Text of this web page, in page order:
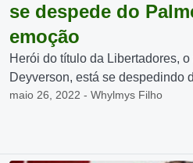
se despede do
emoção
Herói do título da Libertadores,
Deyverson, está se despedindo
maio 26, 2022 - Whylmys Filho